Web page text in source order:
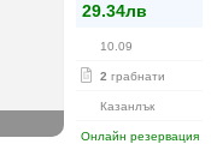
29.34лв
10.09
2 грабнати
Казанлък
Онлайн резервация